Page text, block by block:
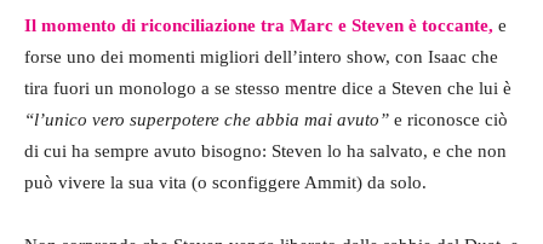
Il momento di riconciliazione tra Marc e Steven è toccante, e
forse uno dei momenti migliori dell’intero show, con Isaac che
tira fuori un monologo a se stesso mentre dice a Steven che lui è
“l’unico vero superpotere che abbia mai avuto” e riconosce ciò
di cui ha sempre avuto bisogno: Steven lo ha salvato, e che non
può vivere la sua vita (o sconfiggere Ammit) da solo.